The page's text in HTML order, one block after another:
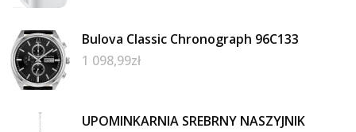
Bulova Classic Chronograph 96C133
1 098,99zł
UPOMINKARNIA SREBRNY NASZYJNIK